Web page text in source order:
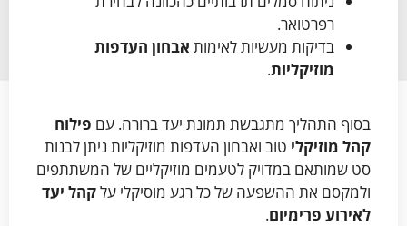
רפרטואר.
בדיקות מעשיות לאימות אבחון העדפות
מוזיקליות.
בסוף התהליך מתגבשת תמונת יעד ברורה. עם פילוח
קהל מוזיקלי טוב ואבחון העדפות מוזיקליות ניתן לבנות
סט שמותאם במדויק לטעמים מוזיקליים של המשתתפים
ולמקסם את ההשפעה של כל רגע מוסיקלי עלקהל יעד
לאירוע פרימיום.